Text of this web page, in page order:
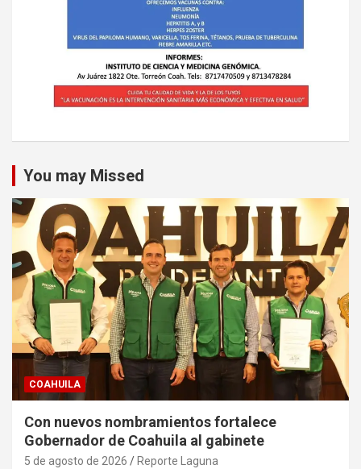
You may Missed
COAHUILA
Con nuevos nombramientos fortalece
Gobernador de Coahuila al gabinete
5 de agosto de 2026 Reporte Laguna